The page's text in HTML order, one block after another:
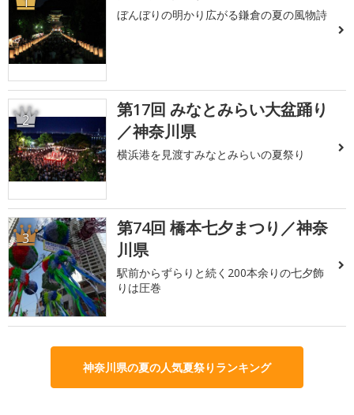
ぼんぼりの明かり広がる鎌倉の夏の風物詩
2
第17回 みなとみらい大盆踊り
／神奈川県
横浜港を見渡すみなとみらいの夏祭り
3
第74回 橋本七夕まつり／神奈
川県
駅前からずらりと続く200本余りの七夕飾
りは圧巻
神奈川県の夏の人気夏祭りランキング